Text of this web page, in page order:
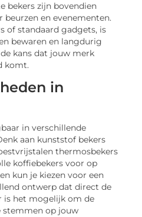
bekers zijn bovendien
en evenementen.
of standaard gadgets, is
bewaren en langdurig
kans dat jouw merk
komt.
in
in verschillende
aan kunststof bekers
thermosbekers
koffiebekers voor op
kun je kiezen voor een
ontwerp dat direct de
is het mogelijk om de
stemmen op jouw